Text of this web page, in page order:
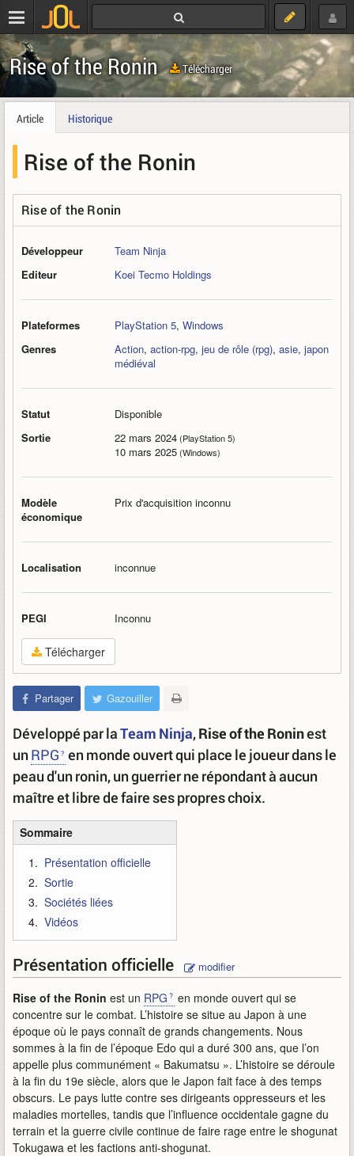
Rise of the Ronin Télécharger
Article Historique
Rise of the Ronin
Rise of the Ronin
Développeur
Team Ninja
Editeur
Koei Tecmo Holdings
Plateformes PlayStation 5, Windows
Genres
Action, action-rpg, jeu de rôle (rpg), asie, japon
médiéval
Statut
Disponible
Sortie
22 mars 2024(PlayStation 5)
10 mars 2025(Windows)
Modèle
économique
Prix d'acquisition inconnu
Localisation inconnue
PEGI Inconnu
Télécharger
Partager Gazouiller
Développé par laTeam Ninja,Rise of the Roninest
un RPG en monde ouvert qui place le joueur dans le
peau d'un ronin, un guerrier ne répondant à aucun
maître et libre de faire ses propres choix.
Sommaire
Présentation officielle
Sortie
Sociétés liées
Vidéos
Présentation officielle modifier
Rise of the Ronin est un RPG
en monde ouvert qui se
concentre sur le combat. L’histoire se situe au Japon à une
époque où le pays connaît de grands changements. Nous
sommes à la fin de l’époque Edo qui a duré 300 ans, que l’on
appelle plus communément « Bakumatsu ». L’histoire se déroule
à la fin du 19e siècle, alors que le Japon fait face à des temps
obscurs. Le pays lutte contre ses dirigeants oppresseurs et les
maladies mortelles, tandis que l’influence occidentale gagne du
terrain et la guerre civile continue de faire rage entre le shogunat
Tokugawa et les factions anti-shogunat.